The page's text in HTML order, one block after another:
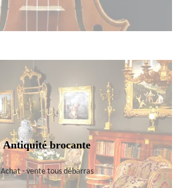
Antiquité brocante
Achat - vente tous débarras